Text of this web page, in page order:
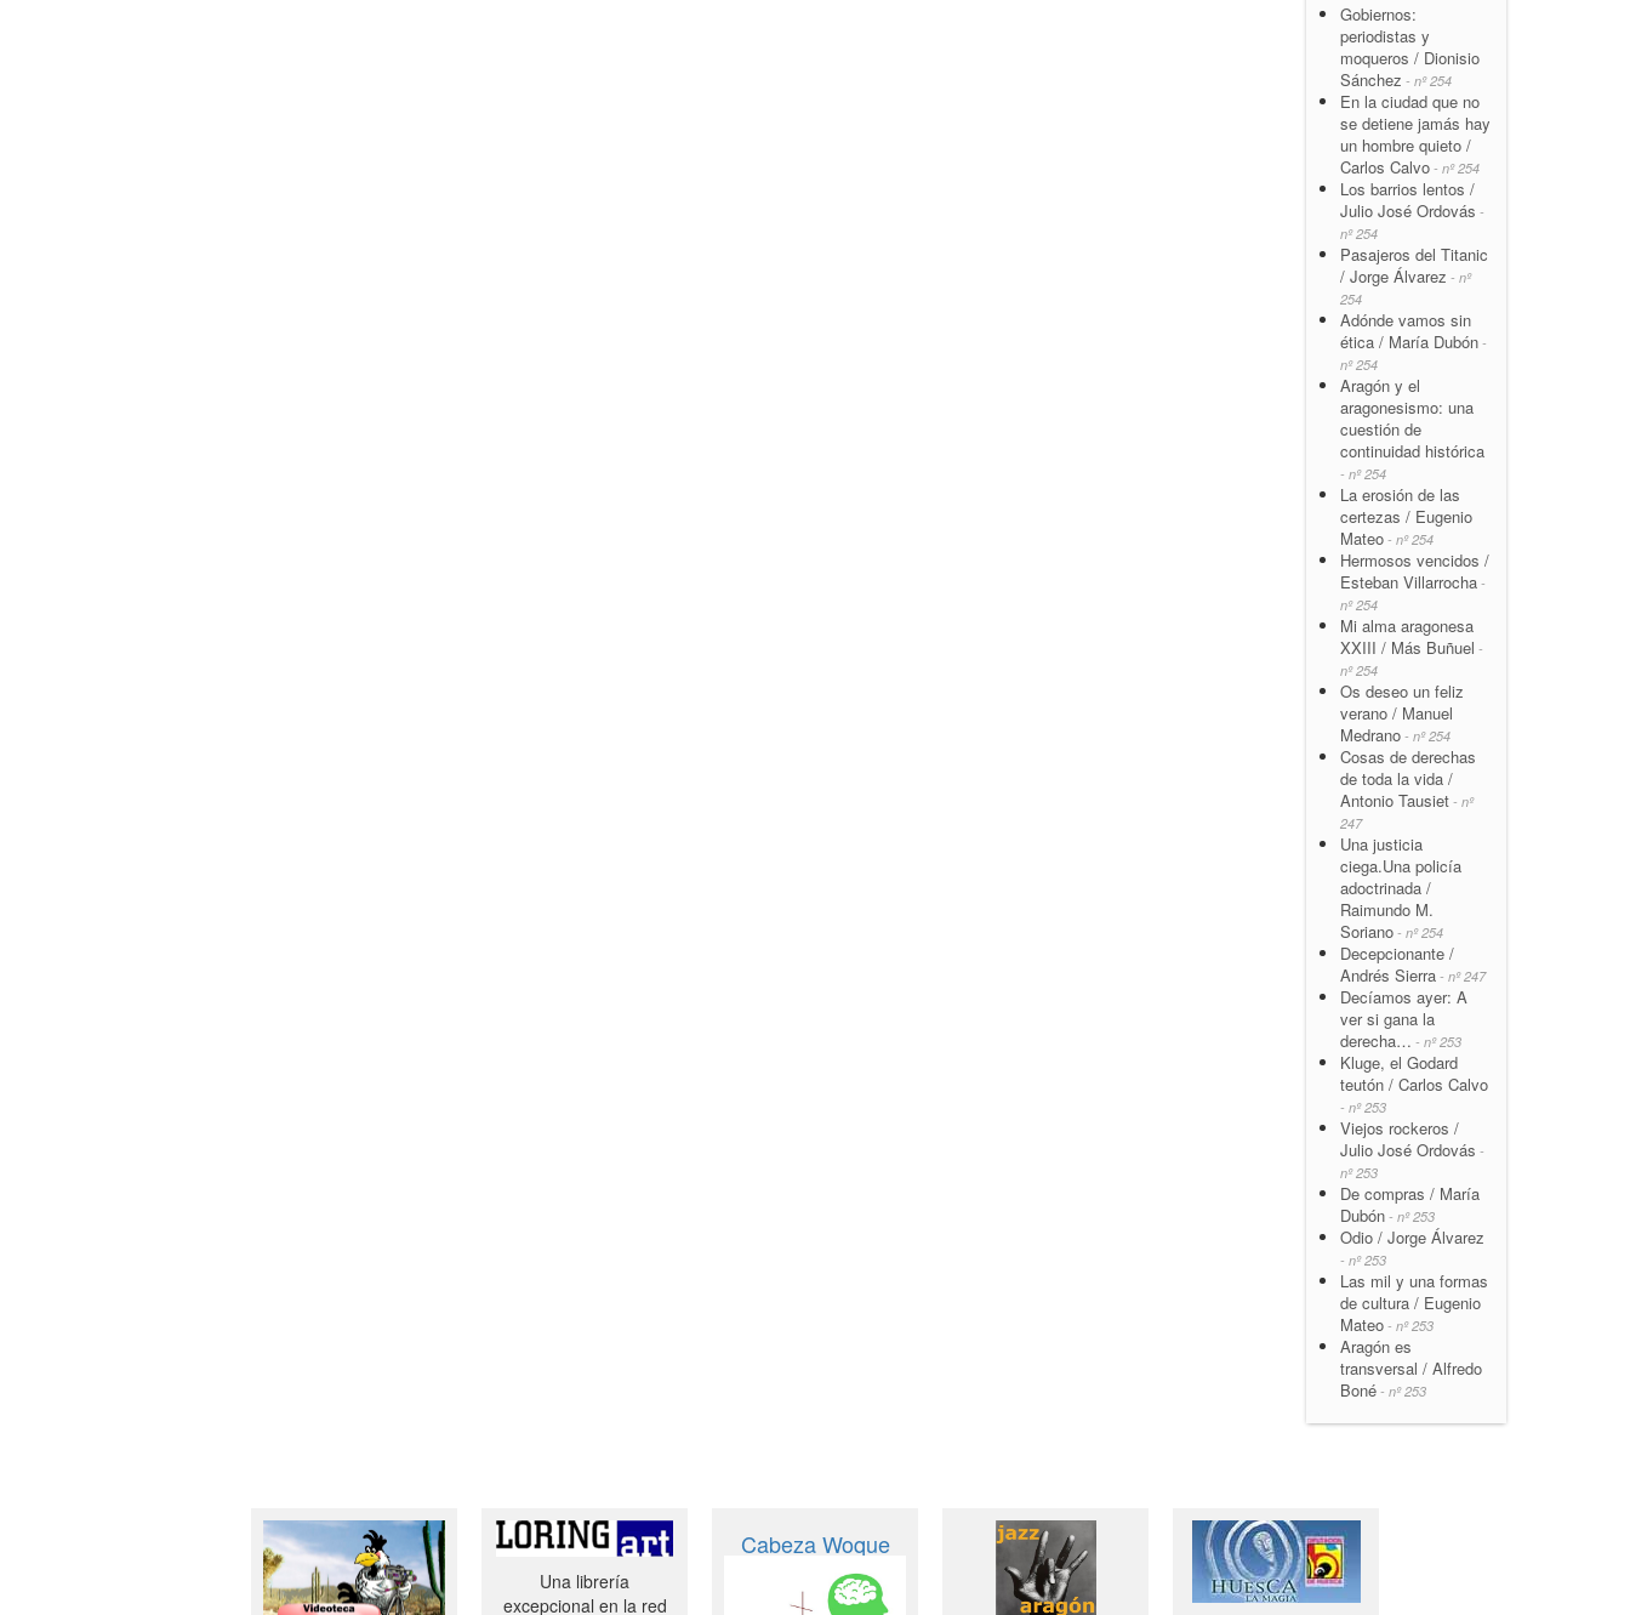
Gobiernos:
periodistas y
moqueros / Dionisio
Sánchez - nº 254
En la ciudad que no
se detiene jamás hay
un hombre quieto /
Carlos Calvo - nº 254
Los barrios lentos /
Julio José Ordovás -
nº 254
Pasajeros del Titanic
/ Jorge Álvarez - nº
254
Adónde vamos sin
ética / María Dubón -
nº 254
Aragón y el
aragonesismo: una
cuestión de
continuidad histórica
- nº 254
La erosión de las
certezas / Eugenio
Mateo - nº 254
Hermosos vencidos /
Esteban Villarrocha -
nº 254
Mi alma aragonesa
XXIII / Más Buñuel -
nº 254
Os deseo un feliz
verano / Manuel
Medrano - nº 254
Cosas de derechas
de toda la vida /
Antonio Tausiet - nº
247
Una justicia
ciega.Una policía
adoctrinada /
Raimundo M.
Soriano - nº 254
Decepcionante /
Andrés Sierra - nº 247
Decíamos ayer: A
ver si gana la
derecha… - nº 253
Kluge, el Godard
teutón / Carlos Calvo
- nº 253
Viejos rockeros /
Julio José Ordovás -
nº 253
De compras / María
Dubón - nº 253
Odio / Jorge Álvarez
- nº 253
Las mil y una formas
de cultura / Eugenio
Mateo - nº 253
Aragón es
transversal / Alfredo
Boné - nº 253
Una librería
excepcional en la red
Cabeza Woque